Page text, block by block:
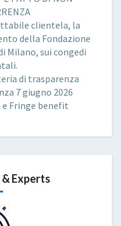
clientela, la
della Fondazione
Milano, sui congedi
di trasparenza
7 giugno 2026
Fringe benefit
Experts